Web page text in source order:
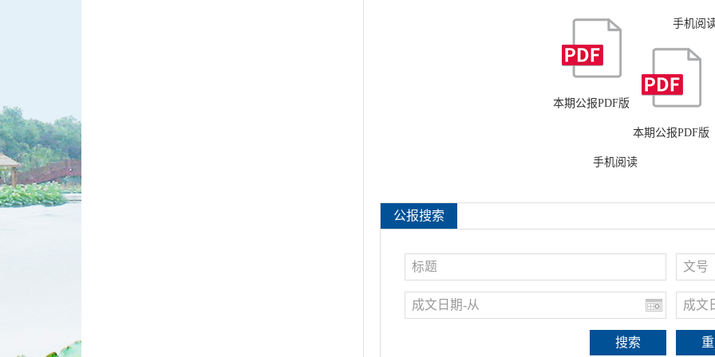
本期公报PDF版
手机阅
本期公报PDF版
手机阅读
搜索